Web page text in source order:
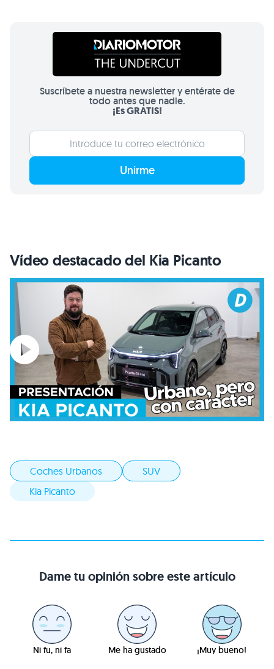
Suscríbete a nuestra newsletter y entérate de
todo antes que nadie.
¡Es GRATIS!
Unirme
Vídeo destacado del Kia Picanto
Coches Urbanos
SUV
Kia Picanto
Dame tu opinión sobre este artículo
Ni fu, ni fa Me ha gustado ¡Muy bueno!